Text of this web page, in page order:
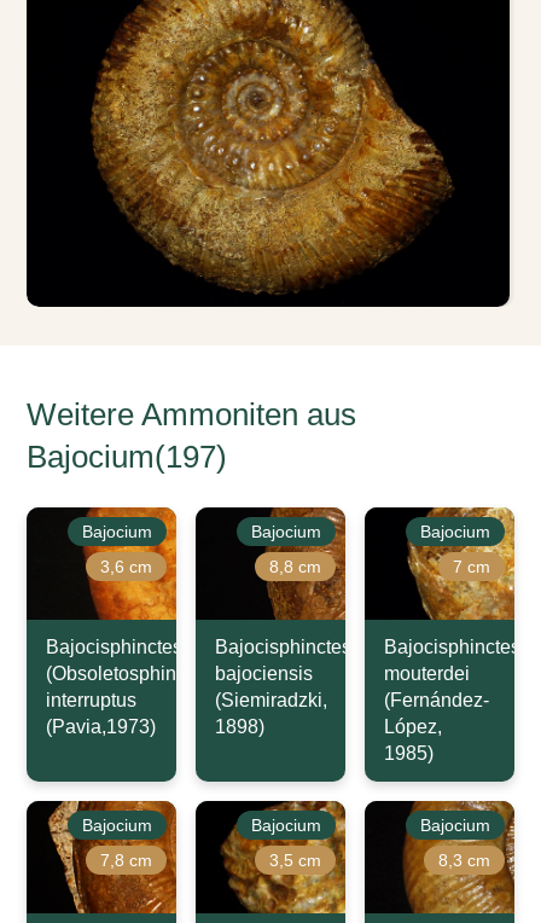
Weitere Ammoniten aus
Bajocium(197)
Bajocium
3,6 cm
Bajocisphinctes
(Obsoletosphinctes)
interruptus
(Pavia,1973)
Bajocium
8,8 cm
Bajocisphinctes
bajociensis
(Siemiradzki,
1898)
Bajocium
7 cm
Bajocisphinctes
mouterdei
(Fernández-
López,
1985)
Bajocium
7,8 cm
Bajocium
3,5 cm
Bajocium
8,3 cm